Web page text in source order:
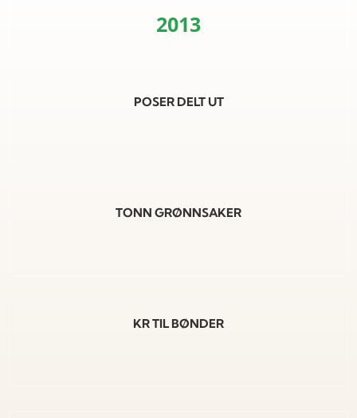
2013
POSER DELT UT
TONN GRØNNSAKER
KR TIL BØNDER